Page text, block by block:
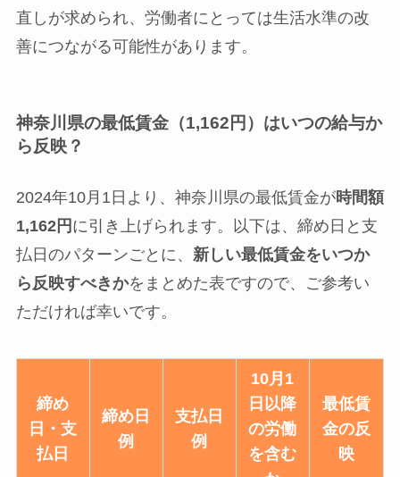
直しが求められ、労働者にとっては生活水準の改
善につながる可能性があります。
神奈川県の最低賃金（1,162円）はいつの給与か
ら反映？
2024年10月1日より、神奈川県の最低賃金が時間額
1,162円 に引き上げられます。以下は、締め日と支
払日のパターンごとに、 新しい最低賃金をいつか
ら反映すべきかをまとめた表ですので、ご参考い
ただければ幸いです。
締め
日・支
払日
締め日
例
支払日
例
10月1
日以降
の労働
を含む
最低賃
金の反
映